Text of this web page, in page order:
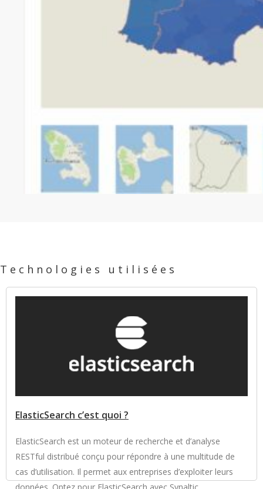
Technologies utilisées
ElasticSearch c’est quoi ?
ElasticSearch est un moteur de recherche et d’analyse
RESTful distribué conçu pour répondre à une multitude de
cas d’utilisation. Il permet aux entreprises d’exploiter leurs